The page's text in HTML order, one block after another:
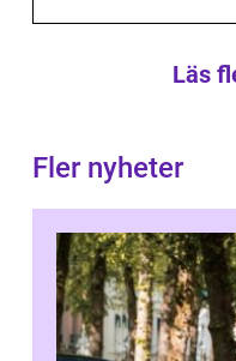
Läs
Fler nyheter